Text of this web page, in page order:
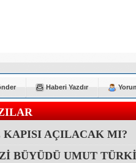
Haberi Yazdır
AÇILACAK MI?
BÜYÜDÜ UMUT